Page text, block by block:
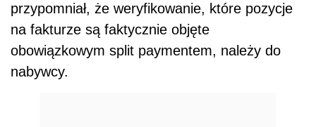
przypomniał, że weryfikowanie, które pozycje
na fakturze są faktycznie objęte
obowiązkowym split paymentem, należy do
nabywcy.